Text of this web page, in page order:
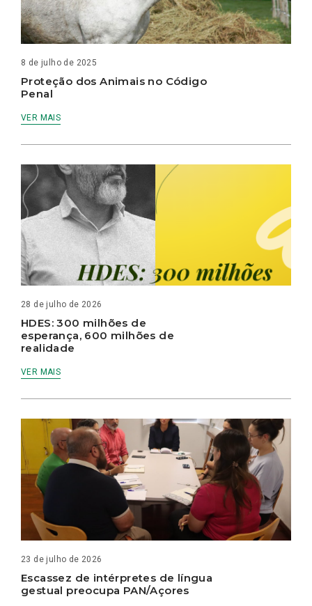
8 de julho de 2025
Proteção dos Animais no Código
Penal
VER MAIS
28 de julho de 2026
HDES: 300 milhões de
esperança, 600 milhões de
realidade
VER MAIS
23 de julho de 2026
Escassez de intérpretes de língua
gestual preocupa PAN/Açores